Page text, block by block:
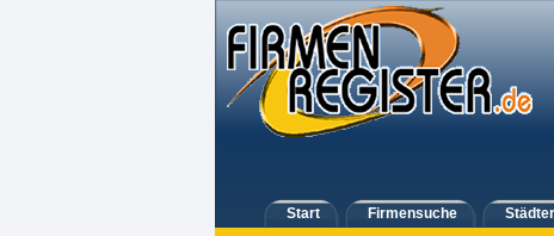
Start Firmensuche